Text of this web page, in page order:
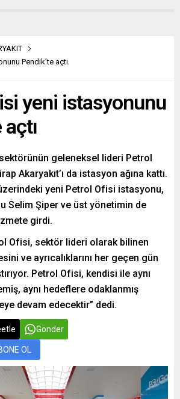
Pendik’te açtı
yeni istasyonunu
geleneksel lideri Petrol
Akaryakıt’ı da istasyon ağına kattı.
yeni Petrol Ofisi istasyonu,
Selim Şiper ve üst yönetimin de
girdi.
Ofisi, sektör lideri olarak bilinen
ve ayrıcalıklarını her geçen gün
Petrol Ofisi, kendisi ile aynı
aynı hedeflere odaklanmış
devam edecektir” dedi.
Gönder
OL